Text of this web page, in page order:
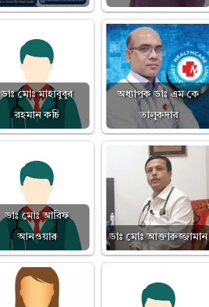
ডাঃ মোঃ মাহাবুবুর
রহমান কচি
অধ্যাপক ডাঃ এম কে
তালুকদার
ডাঃ মোঃ আরিফ
আনওয়ার
ডাঃ মোঃ আক্তারুজ্জামান